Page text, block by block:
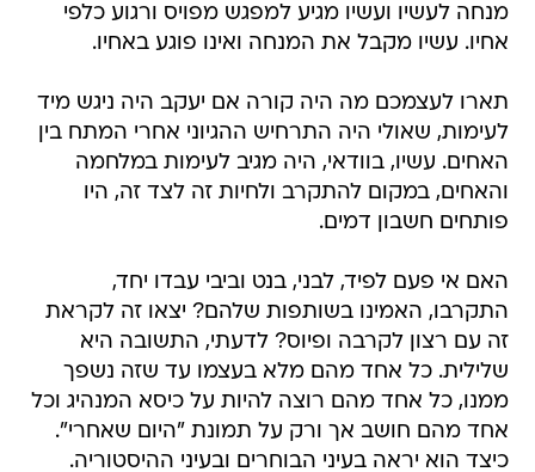
מנחה לעשיו ועשיו מגיע למפגש מפויס ורגוע כלפי
אחיו. עשיו מקבל את המנחה ואינו פוגע באחיו.
תארו לעצמכם מה היה קורה אם יעקב היה ניגש מיד
לעימות, שאולי היה התרחיש ההגיוני אחרי המתח בין
האחים. עשיו, בוודאי, היה מגיב לעימות במלחמה
והאחים, במקום להתקרב ולחיות זה לצד זה, היו
פותחים חשבון דמים.
האם אי פעם לפיד, לבני, בנט וביבי עבדו יחד,
התקרבו, האמינו בשותפות שלהם? יצאו זה לקראת
זה עם רצון לקרבה ופיוס? לדעתי, התשובה היא
שלילית. כל אחד מהם מלא בעצמו עד שזה נשפך
ממנו, כל אחד מהם רוצה להיות על כיסא המנהיג וכל
אחד מהם חושב אך ורק על תמונת "היום שאחרי".
כיצד הוא יראה בעיני הבוחרים ובעיני ההיסטוריה.